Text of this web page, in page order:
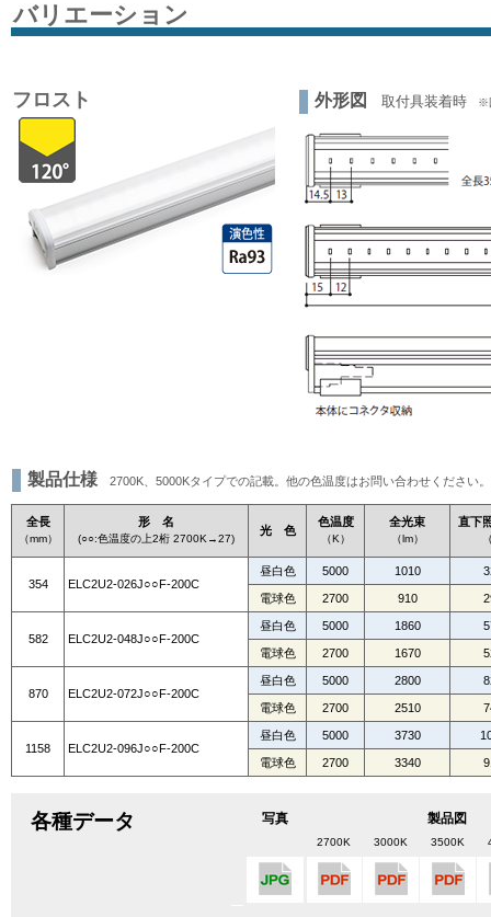
バリエーション
フロスト 外形図 取付具装着時 ※
製品仕様 2700K、5000Kタイプでの記載。他の色温度はお問い合わせください
全長
（mm）
形 名
(○○:色温度の上2桁 2700K→27)
光 色
色温度
（K）
全光束
（lm）
直下
354 ELC2U2-026J○○F-200C
昼白色 5000 1010
電球色 2700 910
582 ELC2U2-048J○○F-200C
昼白色 5000 1860
電球色 2700 1670
870 ELC2U2-072J○○F-200C
昼白色 5000 2800
電球色 2700 2510
1158 ELC2U2-096J○○F-200C
昼白色 5000 3730
電球色 2700 3340
各種データ 写真 製品図
2700K 3000K 3500K